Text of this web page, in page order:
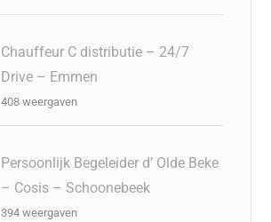
Chauffeur C distributie – 24/7
Drive – Emmen
408 weergaven
Persoonlijk Begeleider d’ Olde Beke
– Cosis – Schoonebeek
394 weergaven